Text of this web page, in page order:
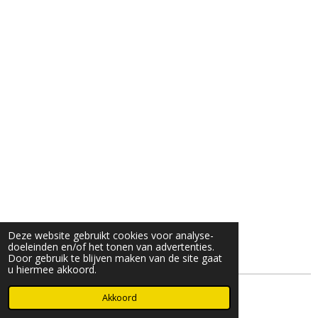
Deze website gebruikt cookies voor analyse-
doeleinden en/of het tonen van advertenties.
Door gebruik te blijven maken van de site gaat
u hiermee akkoord.
Akkoord
© 2025- 2026 Djöz mode